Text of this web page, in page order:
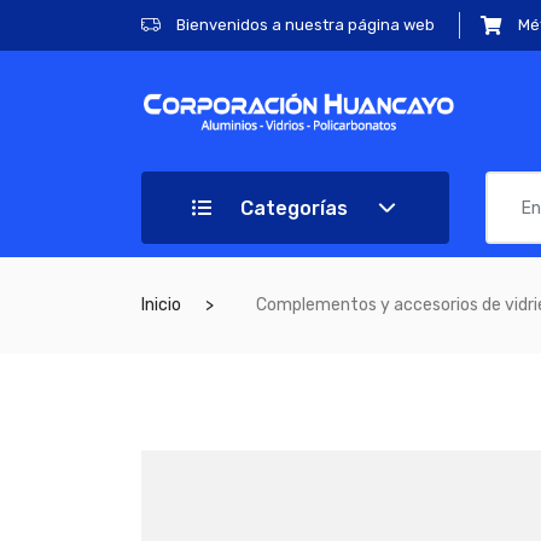
Bienvenidos a nuestra página web
Categorías
Inicio Complementos y accesorios de